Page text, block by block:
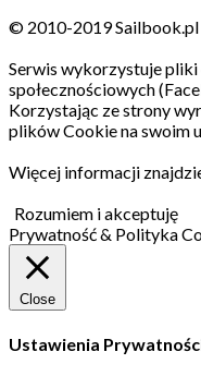
© 2010-2019 Sailbook.pl
Serwis wykorzystuje pliki
społecznościowych
Korzystając ze strony
plików Cookie na swoim
Więcej informacji
Rozumiem i akceptuję
Prywatność & Polityka
Close
Ustawienia